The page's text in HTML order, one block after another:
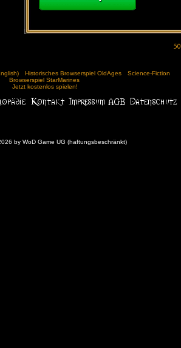
Historisches Browserspiel OldAges
Science-Fiction
Browserspiel StarMarines
Jetzt kostenlos spielen!
by WoD Game UG (haftungsbeschränkt)